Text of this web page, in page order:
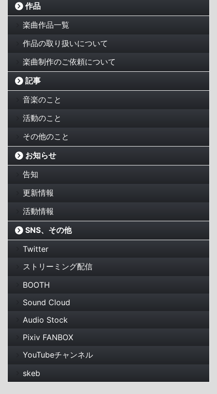
作品
楽曲作品一覧
作品の取り扱いについて
楽曲制作のご依頼について
記事
音楽のこと
活動のこと
その他のこと
お知らせ
告知
更新情報
活動情報
SNS、その他
Twitter
ストリーミング配信
BOOTH
Sound Cloud
Audio Stock
Pixiv FANBOX
YouTubeチャンネル
skeb